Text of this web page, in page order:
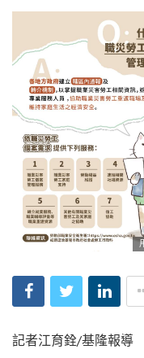
記者江育銓/基隆報導